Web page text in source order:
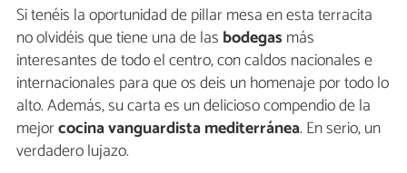
Si tenéis la oportunidad de pillar mesa en esta terracita
no olvidéis que tiene una de las bodegas más
interesantes de todo el centro, con caldos nacionales e
internacionales para que os deis un homenaje por todo lo
alto. Además, su carta es un delicioso compendio de la
mejorcocina vanguardista mediterránea. En serio, un
verdadero lujazo.